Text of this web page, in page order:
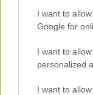
I want to
Google for
I want to
personalized
I want to
Bőven van mit
lehet befejezni.
- Mik a tervei?
Most adtam be a